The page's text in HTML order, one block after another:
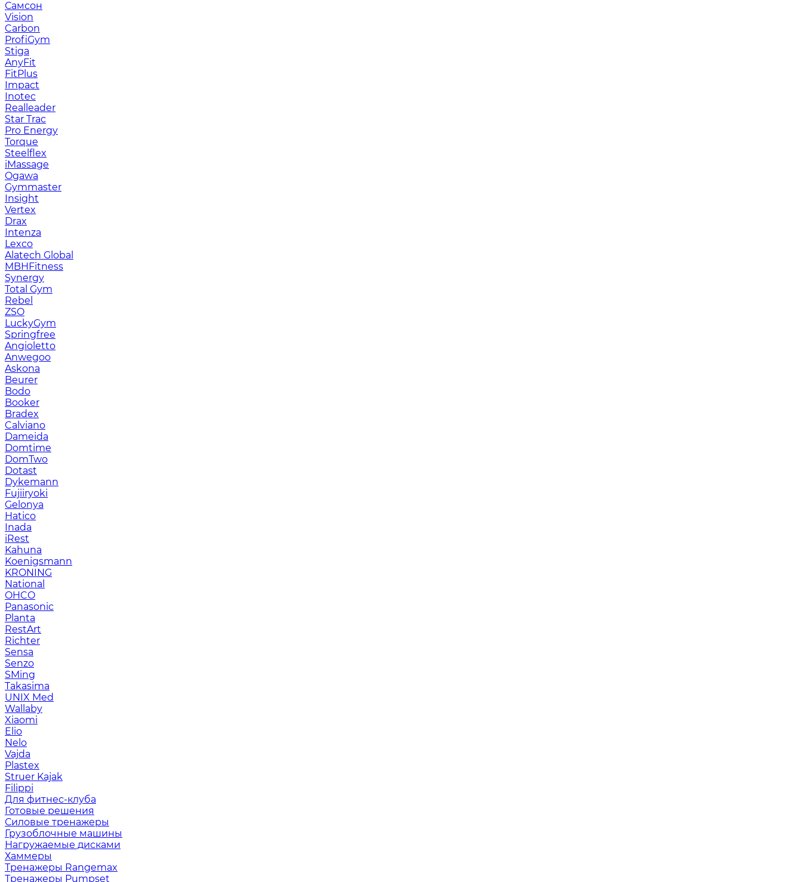
Самсон
Vision
Carbon
ProfiGym
Stiga
AnyFit
FitPlus
Impact
Inotec
Realleader
Star Trac
Pro Energy
Torque
Steelflex
iMassage
Ogawa
Gymmaster
Insight
Vertex
Drax
Intenza
Lexco
Alatech Global
MBHFitness
Synergy
Total Gym
Rebel
ZSO
LuckyGym
Springfree
Angioletto
Anwegoo
Askona
Beurer
Bodo
Booker
Bradex
Calviano
Dameida
Domtime
DomTwo
Dotast
Dykemann
Fujiiryoki
Gelonya
Hatico
Inada
iRest
Kahuna
Koenigsmann
KRONING
National
OHCO
Panasonic
Planta
RestArt
Richter
Sensa
Senzo
SMing
Takasima
UNIX Med
Wallaby
Xiaomi
Elio
Nelo
Vajda
Plastex
Struer Kajak
Filippi
Для фитнес-клуба
Готовые решения
Силовые тренажеры
Грузоблочные машины
Нагружаемые дисками
Хаммеры
Тренажеры Rangemax
Тренажеры Pumpset